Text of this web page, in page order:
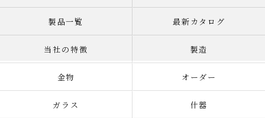
製品一覧 最新カタログ
当社の特徴 製造
金物 オーダー
ガラス 什器